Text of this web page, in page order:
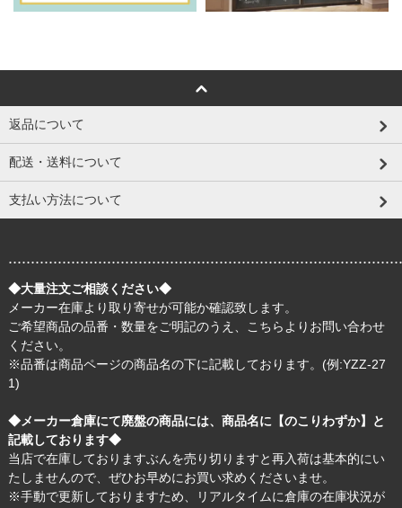
返品について
配送・送料について
支払い方法について
◆大量注文ご相談ください◆
メーカー在庫より取り寄せが可能か確認致します。
ご希望商品の品番・数量をご明記のうえ、
こちら よりお問い合わせ
ください。
※品番は商品ページの商品名の下に記載しております。(例:YZZ-27
1)
◆メーカー倉庫にて廃盤の商品には、商品名に【のこりわずか】と
記載しております◆
当店で在庫しておりますぶんを売り切りますと再入荷は基本的にい
たしませんので、ぜひお早めにお買い求めくださいませ。
※手動で更新しておりますため、リアルタイムに倉庫の在庫状況が